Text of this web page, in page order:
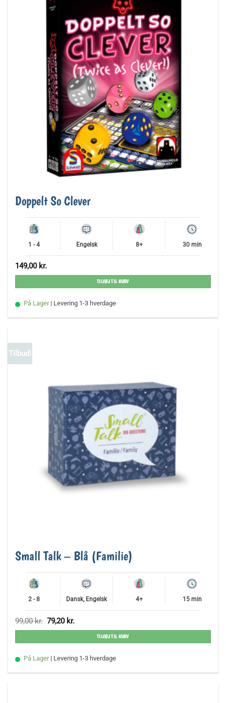
Doppelt So Clever
1 - 4 Engelsk 8+ 30 min
149,00 kr.
TILFØJ TIL KURV
På Lager | Levering 1-3 hverdage
Tilbud!
Small Talk – Blå (Familie)
2 - 8 Dansk, Engelsk 4+ 15 min
99,00kr. Den
oprindelige
pris
99,00 kr..
79,20 kr.
aktuelle
pris
79,20 kr..
TILFØJ TIL KURV
På Lager | Levering 1-3 hverdage